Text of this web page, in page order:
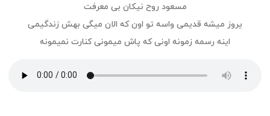
مسعود روح نیکان بی معرفت
یروز میشه قدیمی واسه تو اون که الان میگی بهش زندگیمی
اینه رسمه زمونه اونی که پاش میمونی کنارت نمیمونه